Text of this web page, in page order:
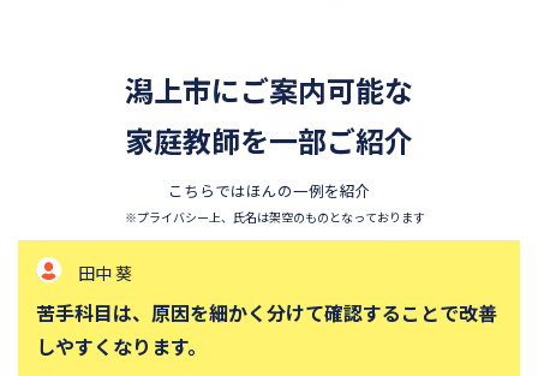
東邦大学付属東邦中学校
須磨学園中学校
北嶺中学校
白百合学園中学校
東京農業大学第一高等学校中
立教新座中学校
桐朋中学校
東京都市大学付属中学校
三田国際科学学園中学校
青山学院中等部
潟上市にご案内可能な
家庭教師を一部ご紹介
こちらではほんの一例を紹介
※プライバシー上、氏名は架空のものとなっております
田中 葵
苦手科目は、原因を細かく分けて確認することで改善
しやすくなります。